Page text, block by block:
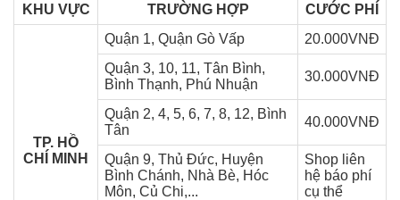
KHU VỰC TRƯỜNG HỢP CƯỚC PHÍ
TP. HỒ
CHÍ MINH
Quận 1, Quận Gò Vấp
20.000VNĐ
Quận 3, 10, 11, Tân Bình,
Bình Thạnh, Phú Nhuận
30.000VNĐ
Quận 2, 4, 5, 6, 7, 8, 12, Bình
Tân
40.000VNĐ
Quận 9, Thủ Đức, Huyện
Bình Chánh, Nhà Bè, Hóc
Môn, Củ Chi,...
Shop liên
hệ báo phí
cụ thể